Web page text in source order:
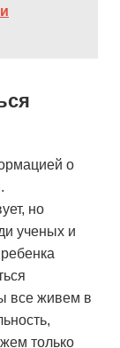
о
но
ученых и
все живем в
только